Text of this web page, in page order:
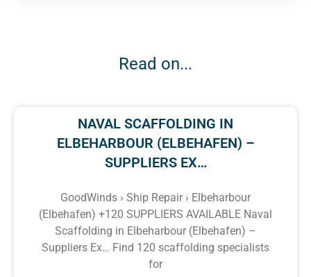
Read on...
NAVAL SCAFFOLDING IN
ELBEHARBOUR (ELBEHAFEN) –
SUPPLIERS EX…
GoodWinds › Ship Repair › Elbeharbour
(Elbehafen) +120 SUPPLIERS AVAILABLE Naval
Scaffolding in Elbeharbour (Elbehafen) –
Suppliers Ex… Find 120 scaffolding specialists
for